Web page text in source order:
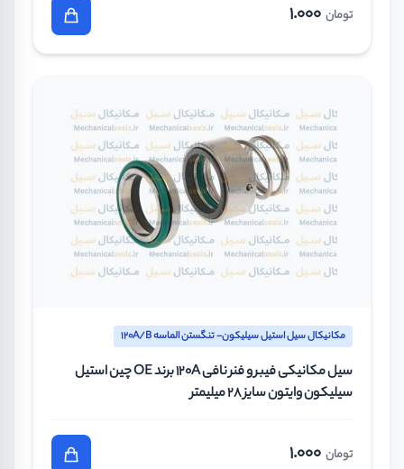
تومان 1.000
مکانیکال سیل استیل سیلیکون- تنگستن الماسه 120A/B
سیل مکانیکی فیبر و فنر نافی 120A برند OE چین استیل
سیلیکون وایتون سایز 28 میلیمتر
تومان 1.000